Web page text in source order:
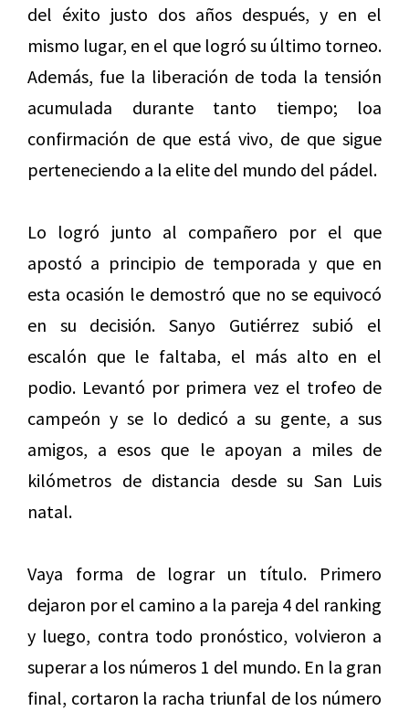
del éxito justo dos años después, y en el
mismo lugar, en el que logró su último torneo.
Además, fue la liberación de toda la tensión
acumulada durante tanto tiempo; loa
confirmación de que está vivo, de que sigue
perteneciendo a la elite del mundo del pádel.
Lo logró junto al compañero por el que
apostó a principio de temporada y que en
esta ocasión le demostró que no se equivocó
en su decisión. Sanyo Gutiérrez subió el
escalón que le faltaba, el más alto en el
podio. Levantó por primera vez el trofeo de
campeón y se lo dedicó a su gente, a sus
amigos, a esos que le apoyan a miles de
kilómetros de distancia desde su San Luis
natal.
Vaya forma de lograr un título. Primero
dejaron por el camino a la pareja 4 del ranking
y luego, contra todo pronóstico, volvieron a
superar a los números 1 del mundo. En la gran
final, cortaron la racha triunfal de los número